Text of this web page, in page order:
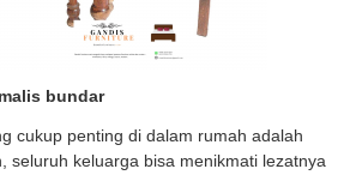
bundar
cukup penting di dalam rumah adalah
seluruh keluarga bisa menikmati lezatnya